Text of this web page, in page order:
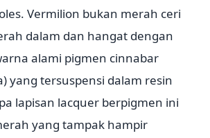
Vermilion bukan merah ceri
dalam dan hangat dengan
alami pigmen cinnabar
yang tersuspensi dalam resin
lapisan lacquer berpigmen ini
yang tampak hampir